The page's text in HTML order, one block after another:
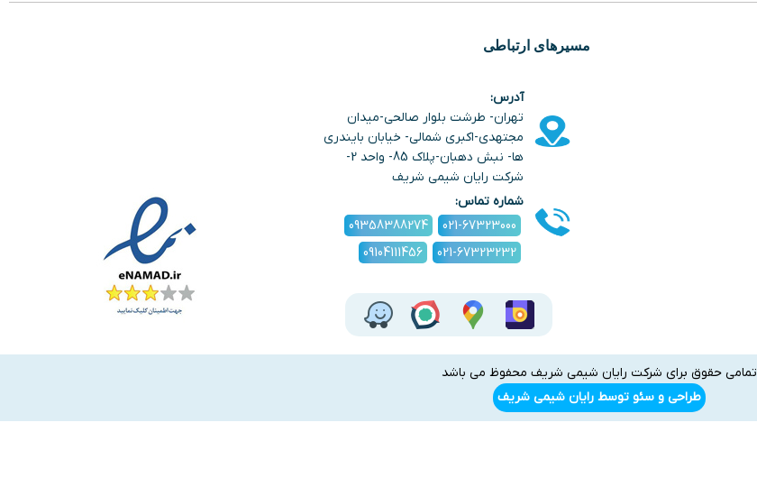
مسیرهای ارتباطی
آدرس:
تهران- طرشت بلوار صالحی-میدان
مجتهدی-اکبری شمالی- خیابان بایندری
ها- نبش دهبان-پلاک 85- واحد 2-
شرکت رایان شیمی شریف
شماره تماس:
021-67323000
09358388274
021-67323232
09104111456
تمامی حقوق برای شرکت رایان شیمی شریف محفوظ می باشد
طراحی و سئو توسط رایان شیمی شریف